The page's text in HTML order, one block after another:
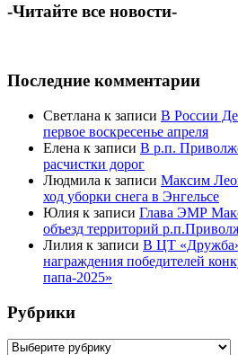
-Читайте все новости-
Последние комментарии
Светлана к записи В России
первое воскресенье апреля
Елена к записи В р.п.
расчистки дорог
Людмила к записи Максим
ход уборки снега в Энгельсе
Юлия к записи Глава ЭМР
объезд территорий
Лилия к записи В ЦТ «Дружба»
награждения победителей
папа-2025»
Рубрики
Рубрики